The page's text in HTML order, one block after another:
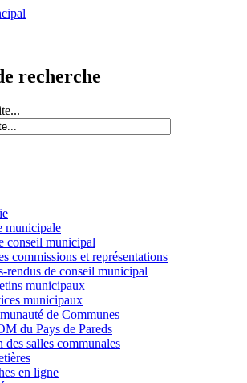
recherche
municipale
conseil municipal
commissions et représentations
rendus de conseil municipal
municipaux
municipaux
de Communes
du Pays de Pareds
des salles communales
en ligne